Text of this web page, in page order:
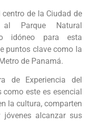
de la Ciudad de
Parque Natural
idóneo para esta
puntos clave como la
de Panamá.
de Experiencia del
como este es esencial
la cultura, comparten
alcanzar sus